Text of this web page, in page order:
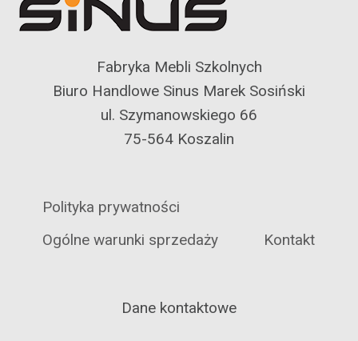
Fabryka Mebli Szkolnych
Biuro Handlowe Sinus Marek Sosiński
ul. Szymanowskiego 66
75-564 Koszalin
Polityka prywatności
Ogólne warunki sprzedaży
Kontakt
Dane kontaktowe